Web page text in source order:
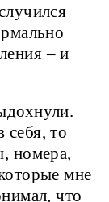
– и
себя, то
номера,
мне
что